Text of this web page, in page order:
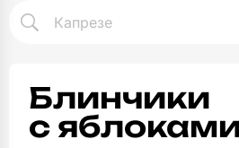
Блинчики
с